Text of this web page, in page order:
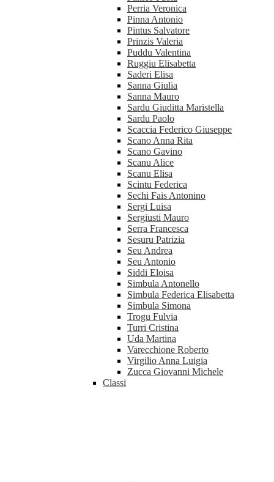
Perria Veronica
Pinna Antonio
Pintus Salvatore
Prinzis Valeria
Puddu Valentina
Ruggiu Elisabetta
Saderi Elisa
Sanna Giulia
Sanna Mauro
Sardu Giuditta Maristella
Sardu Paolo
Scaccia Federico Giuseppe
Scano Anna Rita
Scano Gavino
Scanu Alice
Scanu Elisa
Scintu Federica
Sechi Fais Antonino
Sergi Luisa
Sergiusti Mauro
Serra Francesca
Sesuru Patrizia
Seu Andrea
Seu Antonio
Siddi Eloisa
Simbula Antonello
Simbula Federica Elisabetta
Simbula Simona
Trogu Fulvia
Turri Cristina
Uda Martina
Varecchione Roberto
Virgilio Anna Luigia
Zucca Giovanni Michele
Classi